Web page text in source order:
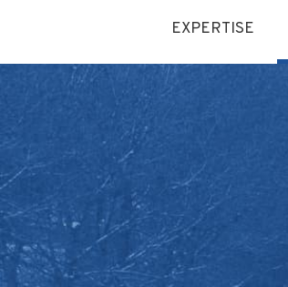
EXPERTISE